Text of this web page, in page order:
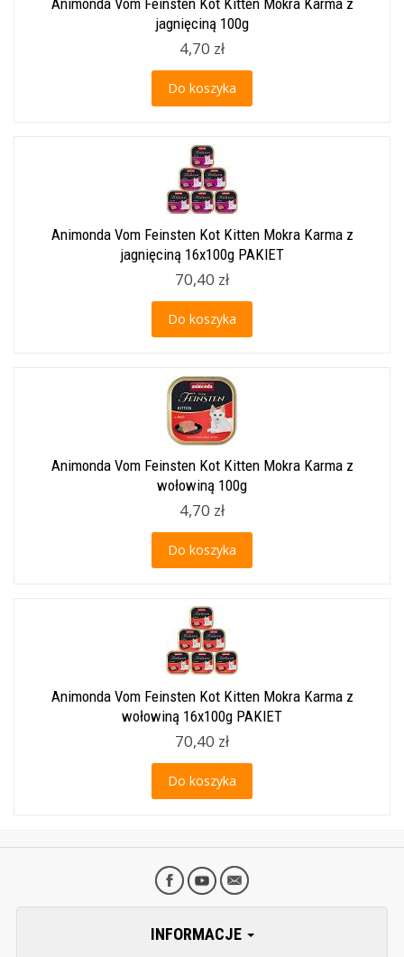
Animonda Vom Feinsten Kot Kitten Mokra Karma z
jagnięciną 100g
4,70 zł
Do koszyka
Animonda Vom Feinsten Kot Kitten Mokra Karma z
jagnięciną 16x100g PAKIET
70,40 zł
Do koszyka
Animonda Vom Feinsten Kot Kitten Mokra Karma z
wołowiną 100g
4,70 zł
Do koszyka
Animonda Vom Feinsten Kot Kitten Mokra Karma z
wołowiną 16x100g PAKIET
70,40 zł
Do koszyka
INFORMACJE